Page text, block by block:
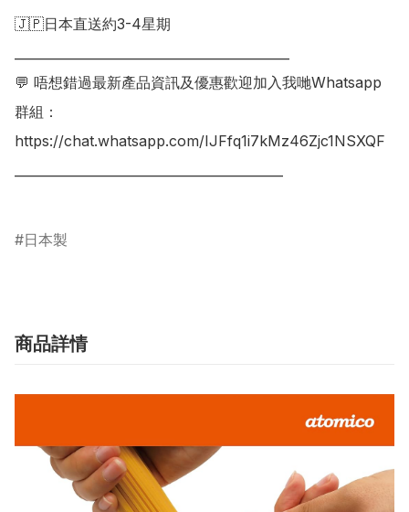
🇯🇵日本直送約3-4星期
💬 唔想錯過最新產品資訊及優惠歡迎加入我哋Whatsapp
群組：
https://chat.whatsapp.com/IJFfq1i7kMz46Zjc1NSXQF
日本製
商品詳情